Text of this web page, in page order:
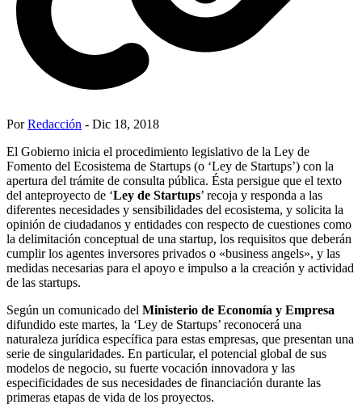
PorRedacción - Dic 18, 2018
El Gobierno inicia el procedimiento legislativo de la Ley de
Fomento del Ecosistema de Startups (o ‘Ley de Startups’) con la
apertura del trámite de consulta pública. Ésta persigue que el texto
del anteproyecto de ‘Ley de Startups’ recoja y responda a las
diferentes necesidades y sensibilidades del ecosistema, y solicita la
opinión de ciudadanos y entidades con respecto de cuestiones como
la delimitación conceptual de una startup, los requisitos que deberán
cumplir los agentes inversores privados o «business angels», y las
medidas necesarias para el apoyo e impulso a la creación y actividad
de las startups.
Según un comunicado del Ministerio de Economía y Empresa
difundido este martes, la ‘Ley de Startups’ reconocerá una
naturaleza jurídica específica para estas empresas, que presentan una
serie de singularidades. En particular, el potencial global de sus
modelos de negocio, su fuerte vocación innovadora y las
especificidades de sus necesidades de financiación durante las
primeras etapas de vida de los proyectos.